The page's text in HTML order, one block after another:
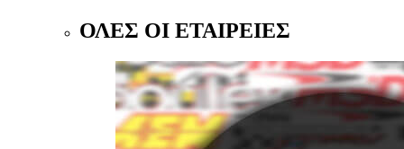
ΟΛΕΣ ΟΙ ΕΤΑΙΡΕΙΕΣ